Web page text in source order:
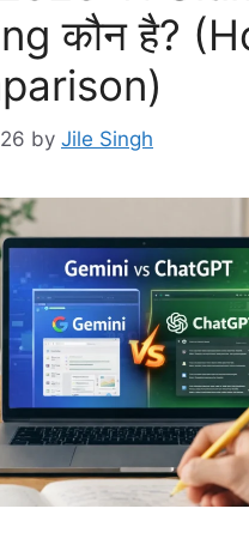
कौन है?
by Jile Singh